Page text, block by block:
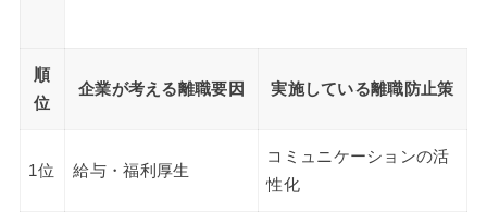
順
位
企業が考える離職要因 実施している離職防止策
1位 給与・福利厚生
コミュニケーションの活
性化